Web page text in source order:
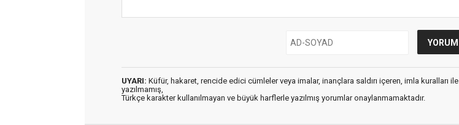
UYARI: Küfür, hakaret, rencide edici cümleler veya imalar, inançlara saldırı içeren, imla kuralları ile
yazılmamış,
Türkçe karakter kullanılmayan ve büyük harflerle yazılmış yorumlar onaylanmamaktadır.